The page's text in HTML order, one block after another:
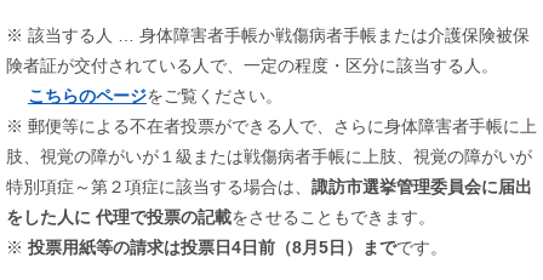
※ 該当する人 … 身体障害者手帳か戦傷病者手帳または介護保険被保
険者証が交付されている人で、一定の程度・区分に該当する人。
こちらのページをご覧ください。
※ ​郵便等による不在者投票ができる人で、さらに身体障害者手帳に上
肢、視覚の障がいが１級または戦傷病者手帳に上肢、視覚の障がいが
特別項症～第２項症に該当する場合は、 諏訪市選挙管理委員会に届出
をした人に 代理で投票の記載をさせることもできます。
※ 投票用紙等の請求は投票日4日前（8月5日）までです。